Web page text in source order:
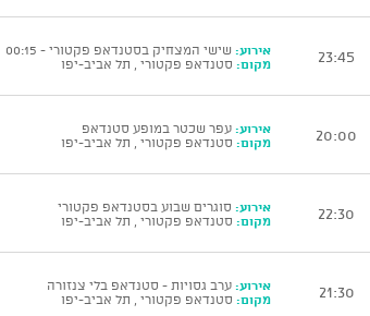
23:45 אירוע: שישי המצחיק בסטנדאפ פקטורי - 00:15
מקום: סטנדאפ פקטורי , תל אביב-יפו
20:00 אירוע: עפר שכטר במופע סטנדאפ
מקום: סטנדאפ פקטורי , תל אביב-יפו
22:30 אירוע: סוגרים שבוע בסטנדאפ פקטורי
מקום: סטנדאפ פקטורי , תל אביב-יפו
21:30 אירוע: ערב גסויות - סטנדאפ בלי צנזורה
מקום: סטנדאפ פקטורי , תל אביב-יפו